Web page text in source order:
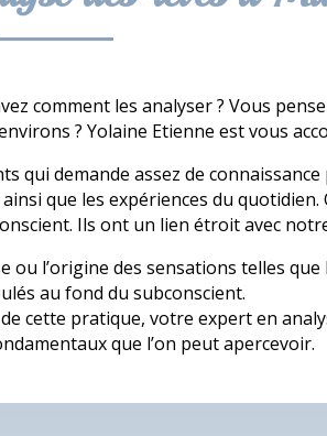
comment les analyser ? Vous
? Yolaine Etienne est vous
qui demande assez de
que les expériences du
Ils ont un lien étroit avec
ou l’origine des sensations telles
au fond du subconscient.
cette pratique, votre expert en
que l’on peut apercevoir.